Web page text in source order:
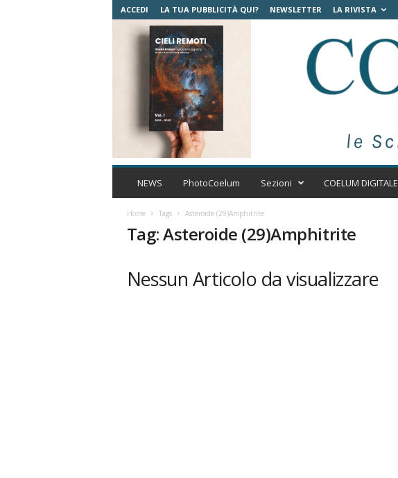
ACCEDI LA TUA PUBBLICITÀ QUI? NEWSLETTER LA RIVISTA
C
m
t
NEWS PhotoCoelum Sezioni COELUM DIGITALE
Home Tags Asteroide (29)Amphitrite
Tag: Asteroide (29)Amphitrite
Nessun Articolo da visualizzare